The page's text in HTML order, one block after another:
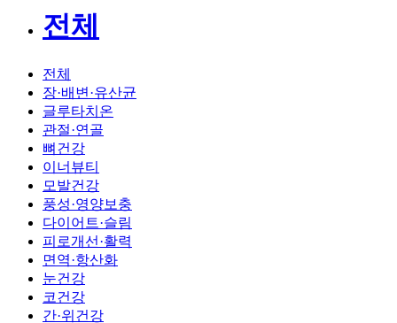
전체
전체
장·배변·유산균
글루타치온
관절·연골
뼈건강
이너뷰티
모발건강
풍성·영양보충
다이어트·슬림
피로개선·활력
면역·항산화
눈건강
코건강
간·위건강